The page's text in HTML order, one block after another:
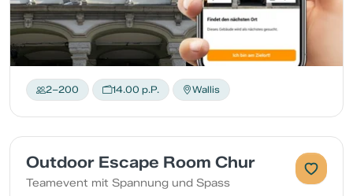
2–200 14.00 p.P. Wallis
Outdoor Escape Room Chur
Teamevent mit Spannung und Spass